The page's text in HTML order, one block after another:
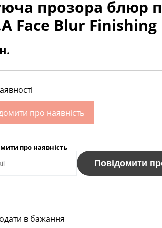
прозора блюр
Face Blur
про наявність
про наявність
Повідомити
в бажання